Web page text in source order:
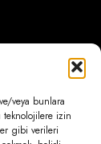
veya bunlara
teknolojilere izin
gibi verileri